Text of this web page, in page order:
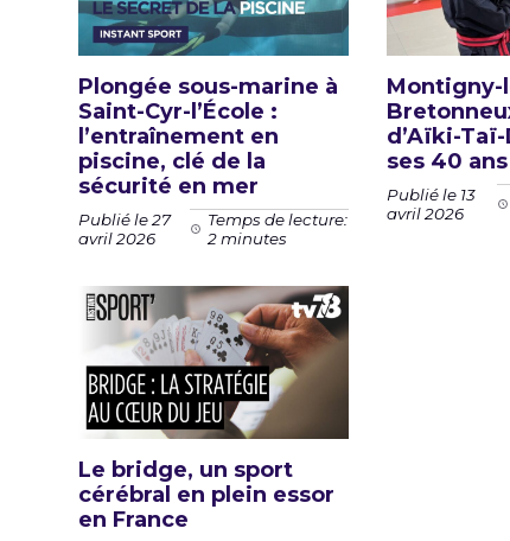
Plongée sous-marine à
Saint-Cyr-l’École :
l’entraînement en
piscine, clé de la
sécurité en mer
Publié le 27
avril 2026
Temps de lecture:
2 minutes
Montigny-
d’Aïki-
ses 40 ans
Publié le 13
avril 2026
Le bridge, un sport
cérébral en plein essor
en France